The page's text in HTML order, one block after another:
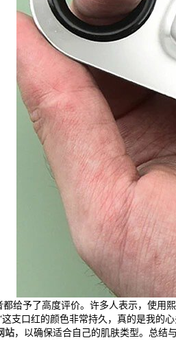
给予了高度评价。许多人表示，使用
支口红的颜色非常持久，真的是我的
站，以确保适合自己的肌肤类型。总结